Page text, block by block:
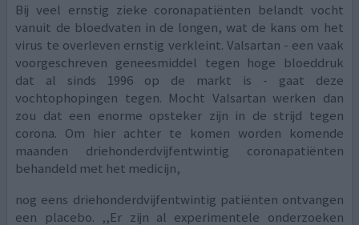
Bij veel ernstig zieke coronapatiënten belandt vocht
vanuit de bloedvaten in de longen, wat de kans om het
virus te overleven ernstig verkleint. Valsartan - een vaak
voorgeschreven geneesmiddel tegen hoge bloeddruk
dat al sinds 1996 op de markt is - gaat deze
vochtophopingen tegen. Mocht Valsartan werken dan
zou dat een enorme opsteker zijn in de strijd tegen
corona. Om hier achter te komen worden komende
maanden driehonderdvijfentwintig coronapatiënten
behandeld met het medicijn,
nog eens driehonderdvijfentwintig patiënten ontvangen
een placebo. ,,Er zijn al experimentele onderzoeken